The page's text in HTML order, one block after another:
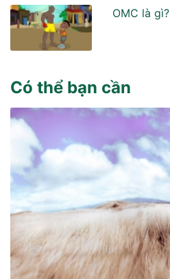
OMC là gì?
Có thể bạn cần